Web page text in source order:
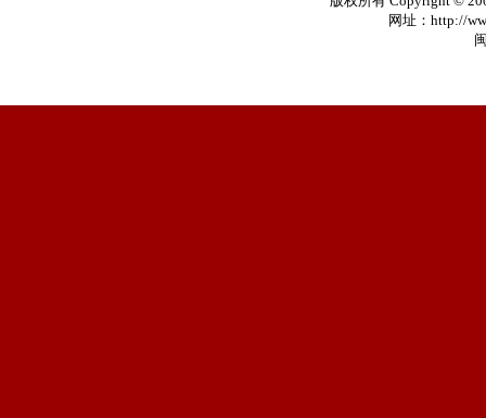
网址：http://